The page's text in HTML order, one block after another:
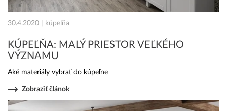
30.4.2020 | kúpeľňa
KÚPEĽŇA: MALÝ PRIESTOR VEĽKÉHO
VÝZNAMU
Aké materiály vybrať do kúpeľne
Zobraziť článok